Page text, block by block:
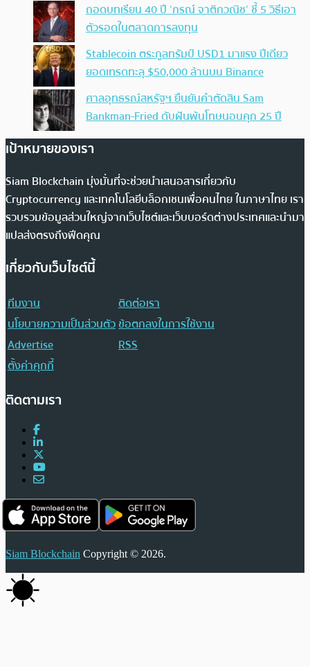
ถอดบทเรียน 40 ปี ‘กรณ์ จาติกวณิช’ ชี้ 5 วิธีเอา
ตัวรอดในตลาดการลงทุน
Stablecoin ตระกูลทรัมป์ USD1 มาแรง ปีเดียว
ยอดเทรดทะลุ $50,000 ล้านบน Binance
ศาลอุทธรณ์สหรัฐฯ ยืนยันคำตัดสิน Sam
Bankman-Fried ดับฝันพ้นโทษนอนคุก 25 ปี
เป้าหมายของเรา
Siam Blockchain มุ่งมั่นที่จะช่วยนำเสนอสารเกี่ยวกับ
Cryptocurrency และเทคโนโลยีบล็อกเชนเพื่อคนไทย ในภาษาไทย เรา
รวบรวมข้อมูลส่วนใหญ่จากเว็บไซต์และเว็บบอร์ดต่างประเทศและนำมา
แปลส่งตรงถึงฟีดคุณ
เกี่ยวกับเว็บไซต์นี้
ทีมงาน
ติดต่อเรา
นโยบายความเป็นส่วนตัวข้อตกลงในการใช้งาน
Advertise
RSS
ตั้งค่าคุกกี้
ติดตามเรา
Siam Blockchain Copyright © 2026.